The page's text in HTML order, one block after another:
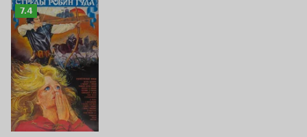
Рейтинг
Кинопоиска
7.4
7.4